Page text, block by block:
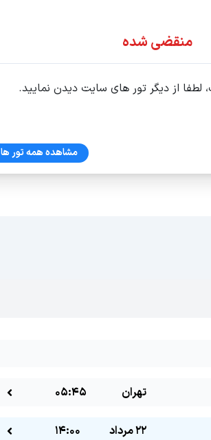
تهران 05:45
22 مرداد 14:00
منقضی شده
از دیگر تور های سایت دیدن نمایید.
مشاهده همه تور ها